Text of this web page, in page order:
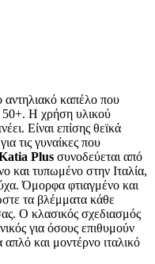
αντηλιακό καπέλο που
50+. Η χρήση υλικού
Είναι επίσης θεϊκά
τις γυναίκες που
Plus συνοδεύεται από
και τυπωμένο στην Ιταλία,
Όμορφα φτιαγμένο και
τα βλέμματα κάθε
Ο κλασικός σχεδιασμός
για όσους επιθυμούν
και μοντέρνο ιταλικό